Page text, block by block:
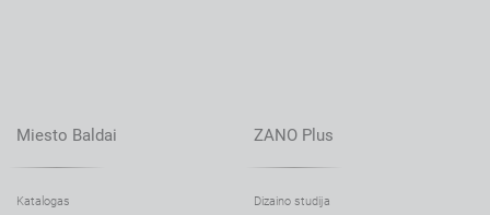
Miesto Baldai
Katalogas
ZANO Plus
Dizaino studija